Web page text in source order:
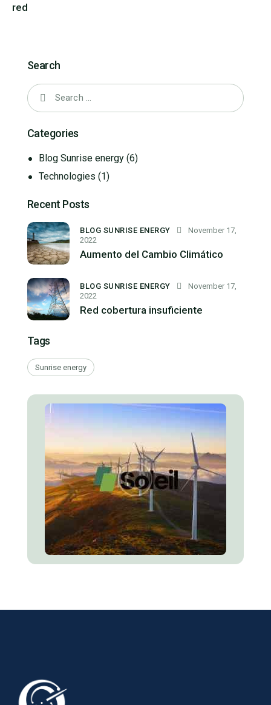
red
Search
Categories
Blog Sunrise energy (6)
Technologies (1)
Recent Posts
BLOG SUNRISE ENERGY
November 17,
2022
Aumento del Cambio Climático
BLOG SUNRISE ENERGY
November 17,
2022
Red cobertura insuficiente
Tags
Sunrise energy